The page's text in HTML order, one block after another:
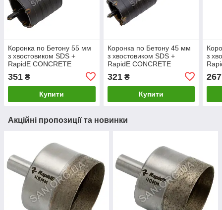
Коронка по Бетону 55 мм
з хвостовиком SDS +
RapidE CONCRETE
351 ₴
Купити
Коронка по Бетону 45 мм
з хвостовиком SDS +
RapidE CONCRETE
321₴
Купити
з
267
Акційні пропозиції та новинки